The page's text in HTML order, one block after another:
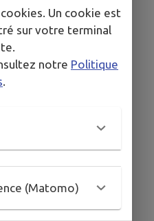
FÊTE DES
- Piennes
une très belle fête
qu’à celles et ceux
au
journée remplie de
moments en
Un cookie est
sur votre terminal
notre Politique
(Matomo)